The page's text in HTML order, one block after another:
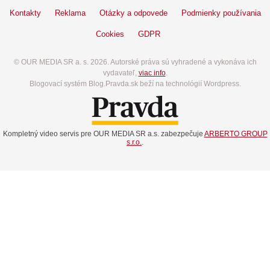
Kontakty Reklama Otázky a odpovede Podmienky používania
Cookies GDPR
© OUR MEDIA SR a. s. 2026. Autorské práva sú vyhradené a vykonáva ich
vydavateľ, viac info.
Blogovací systém Blog.Pravda.sk beží na technológií Wordpress.
Kompletný video servis pre OUR MEDIA SR a.s. zabezpečuje ARBERTO GROUP
s.r.o..